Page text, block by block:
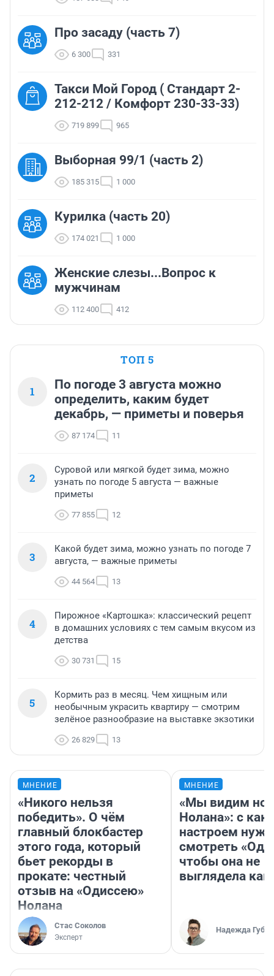
Про засаду (часть 7)
6 300 331
Такси Мой Город ( Стандарт 2-
212-212 / Комфорт 230-33-33)
719 899 965
Выборная 99/1 (часть 2)
185 315 1 000
Курилка (часть 20)
174 021 1 000
Женские слезы...Вопрос к
мужчинам
112 400 412
ТОП 5
1
По погоде 3 августа можно
определить, каким будет
декабрь, — приметы и поверья
87 174 11
2
Суровой или мягкой будет зима, можно
узнать по погоде 5 августа — важные
приметы
77 855 12
3
Какой будет зима, можно узнать по погоде 7
августа, — важные приметы
44 564 13
4
Пирожное «Картошка»: классический рецепт
в домашних условиях с тем самым вкусом из
детства
30 731 15
5
Кормить раз в месяц. Чем хищным или
необычным украсить квартиру — смотрим
зелёное разнообразие на выставке экзотики
26 829 13
МНЕНИЕ
«Никого нельзя
победить». О чём
главный блокбастер
этого года, который
бьет рекорды в
прокате: честный
отзыв на «Одиссею»
Нолана
Стас Соколов
Эксперт
МНЕНИЕ
«Мы видим
Нолана»: с
настроем
смотреть
чтобы она не
выглядела как
Надежда